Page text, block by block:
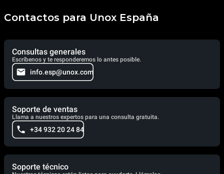
Contactos para Unox España
Consultas generales
Escríbenos y te responderemos lo antes posible.
info.esp@unox.com
Soporte de ventas
Llama a nuestros expertos para una consulta gratuita.
+34 932 20 24 84
Soporte técnico